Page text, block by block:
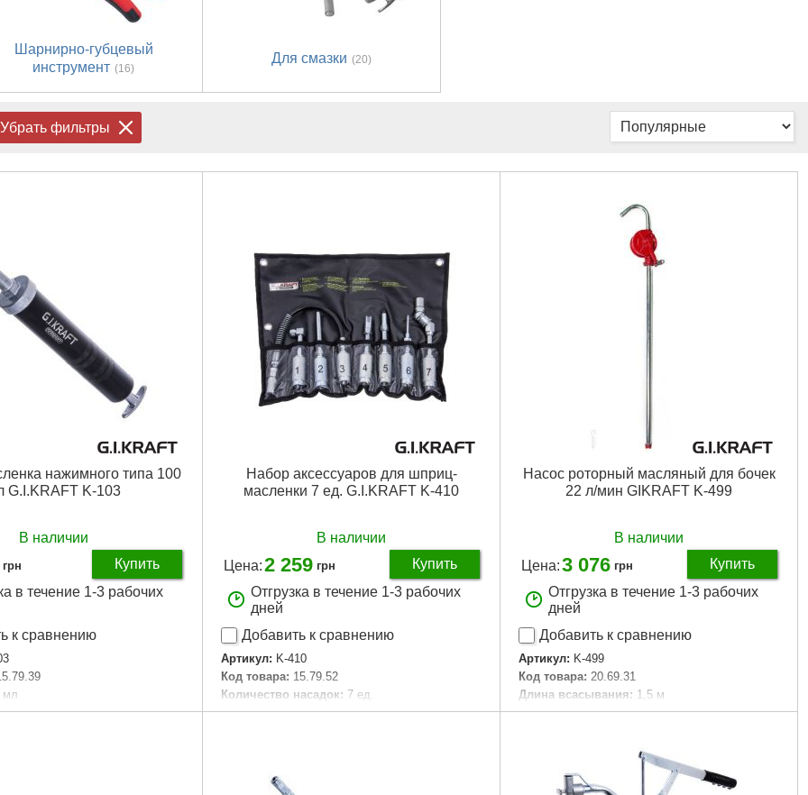
Шарнирно-губцевый
инструмент (16)
Для смазки (20)
Убрать фильтры
нажимного типа 100
G.I.KRAFT K-103
В наличии
грн
Купить
в течение 1-3 рабочих
к сравнению
мл
80 атм.
Набор аксессуаров для шприц-
масленки 7 ед. G.I.KRAFT K-410
В наличии
Цена:2 259 грн
Купить
Отгрузка в течение 1-3 рабочих
дней
Добавить к сравнению
Артикул: K-410
Код товара: 15.79.52
Количество насадок: 7 ед.
Габариты упаковки: 200x70x70 мм
Насос роторный масляный для бочек
22 л/мин GIKRAFT K-499
В наличии
Цена:3 076 грн
Купить
Отгрузка в течение 1-3 рабочих
дней
Добавить к сравнению
Артикул: K-499
Код товара: 20.69.31
Длина всасывания: 1,5 м
Максимальная пропускная способность: 22
Максимальная частота вращения:
Длина всас: 1,5м